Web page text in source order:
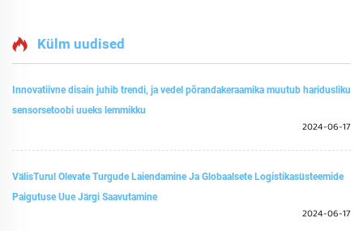
Külm uudised
Innovatiivne disain juhib trendi, ja vedel põrandakeraamika muutub haridusliku
sensorsetoobi uueks lemmikku
2024-06-17
VälisTurul Olevate Turgude Laiendamine Ja Globaalsete Logistikasüsteemide
Paigutuse Uue Järgi Saavutamine
2024-06-17